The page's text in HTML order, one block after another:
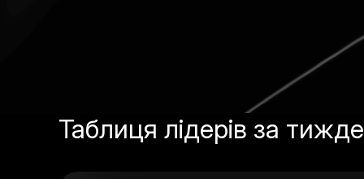
Таблиця лідерів за